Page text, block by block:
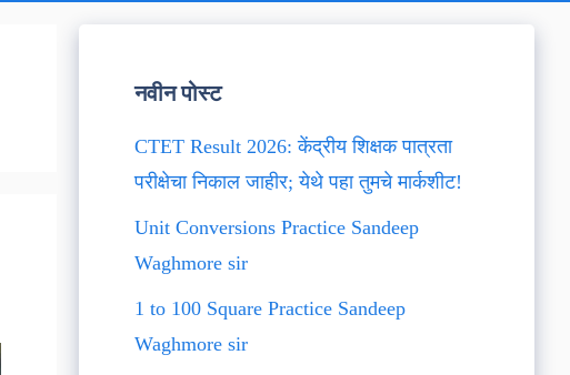
नवीन पोस्ट
CTET Result 2026: केंद्रीय शिक्षक पात्रता
परीक्षेचा निकाल जाहीर; येथे पहा तुमचे मार्कशीट!
Unit Conversions Practice Sandeep
Waghmore sir
1 to 100 Square Practice Sandeep
Waghmore sir